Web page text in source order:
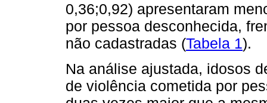
0,36;0,92) apresentaram
por pessoa desconhecida,
não cadastradas (Tabela 1).
Na análise ajustada, idosos
de violência cometida por